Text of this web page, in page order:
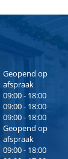
Geopend op
afspraak
09:00 - 18:00
09:00 - 18:00
09:00 - 18:00
Geopend op
afspraak
09:00 - 18:00